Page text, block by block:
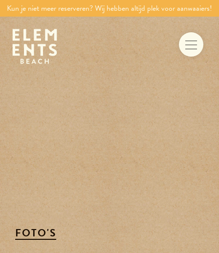
Food & drinks
Iets te vieren
Trouwen aan zee
Vergaderen
Activiteiten
Reserveren
Kun je niet meer reserveren? Wij hebben altijd plek voor aanwaaiers!
FOTO'S